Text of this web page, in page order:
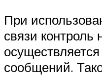
При
связи контроль
сообщений.